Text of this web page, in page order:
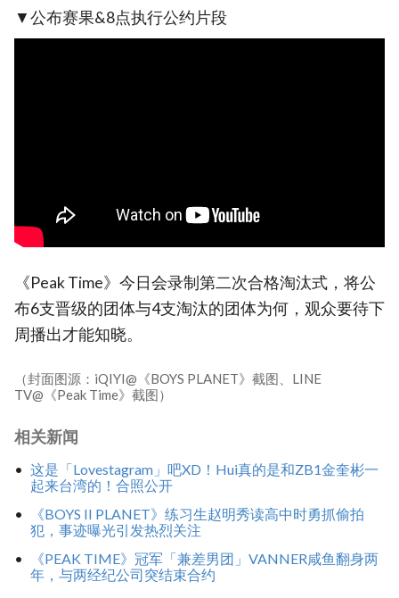
▼公布赛果&8点执行公约片段
《Peak Time》今日会录制第二次合格淘汰式，将公
布6支晋级的团体与4支淘汰的团体为何，观众要待下
周播出才能知晓。
（封面图源：iQIYI@《BOYS PLANET》截图、LINE
TV@《Peak Time》截图）
相关新闻
这是「Lovestagram」吧XD！Hui真的是和ZB1金奎彬一
起来台湾的！合照公开
《BOYS II PLANET》练习生赵明秀读高中时勇抓偷拍
犯，事迹曝光引发热烈关注
《PEAK TIME》冠军「兼差男团」VANNER咸鱼翻身两
年，与两经纪公司突结束合约